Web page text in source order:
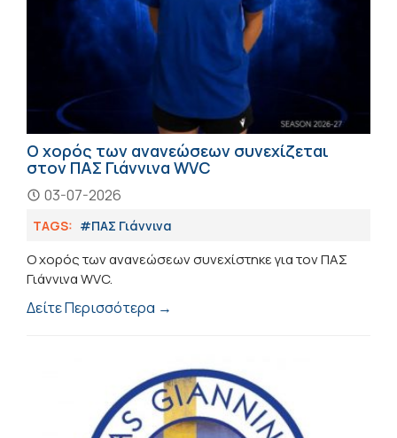
Ο χορός των ανανεώσεων συνεχίζεται
στον ΠΑΣ Γιάννινα WVC
03-07-2026
TAGS: #ΠΑΣ Γιάννινα
Ο χορός των ανανεώσεων συνεχίστηκε για τον ΠΑΣ
Γιάννινα WVC.
Δείτε Περισσότερα →